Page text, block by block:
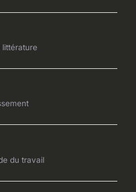
littérature
du travail